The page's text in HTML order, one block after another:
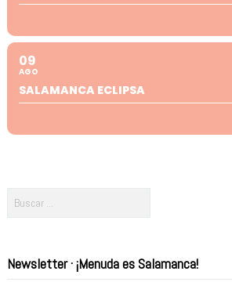
09
AGO
SALAMANCA ECLIPSA
Newsletter · ¡Menuda es Salamanca!